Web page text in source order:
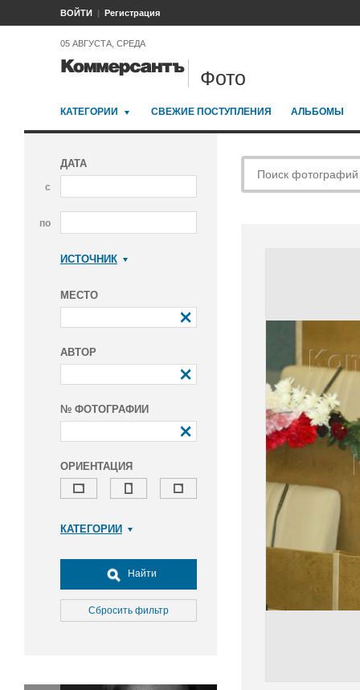
ВОЙТИ Регистрация
05 АВГУСТА, СРЕДА
Фото
КАТЕГОРИИ СВЕЖИЕ ПОСТУПЛЕНИЯ АЛЬБОМЫ
ДАТА
с
по
ИСТОЧНИК
МЕСТО
АВТОР
№ ФОТОГРАФИИ
ОРИЕНТАЦИЯ
КАТЕГОРИИ
Досуг, туризм и отдых
Культура
Медицина
Найти
Сбросить фильтр